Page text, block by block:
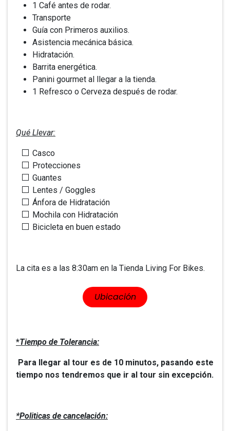
1 Café antes de rodar.
Transporte
Guía con Primeros auxilios.
Asistencia mecánica básica.
Hidratación.
Barrita energética.
Panini gourmet al llegar a la tienda.
1 Refresco o Cerveza después de rodar.
Qué Llevar:
Casco
Protecciones
Guantes
Lentes / Goggles
Ánfora de Hidratación
Mochila con Hidratación
Bicicleta en buen estado
La cita es a las 8:30am en la Tienda Living For Bikes.
​​Ubicación
*Tiempo de Tolerancia:
Para llegar al tour es de 10 minutos, pasando este
tiempo nos tendremos que ir al tour sin excepción.
*Politicas de cancelación: